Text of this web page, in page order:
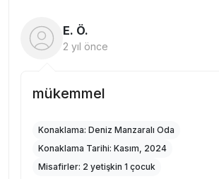
E. Ö.
2 yıl önce
mükemmel
Konaklama: Deniz Manzaralı Oda
Konaklama Tarihi: Kasım, 2024
Misafirler: 2 yetişkin 1 çocuk